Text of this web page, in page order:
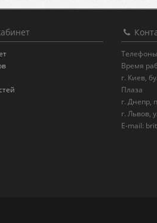
Время
г. Киев,
Плаза
г. Днепр,
г. Львов,
E-mail: